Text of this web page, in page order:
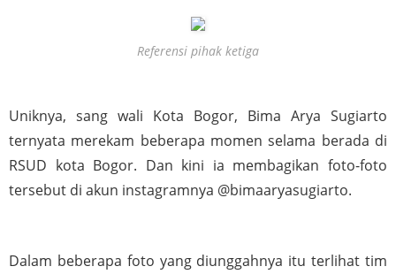
Referensi pihak ketiga
Uniknya, sang wali Kota Bogor, Bima Arya Sugiarto
ternyata merekam beberapa momen selama berada di
RSUD kota Bogor. Dan kini ia membagikan foto-foto
tersebut di akun instagramnya @bimaaryasugiarto.
Dalam beberapa foto yang diunggahnya itu terlihat tim